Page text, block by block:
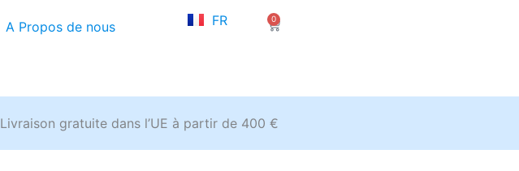
A Propos de nous FR
EN
0
Panier
Livraison gratuite dans l’UE à partir de 400 €